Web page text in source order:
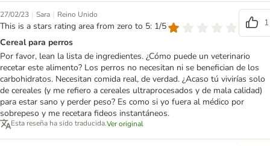
27/02/23 | Sara | Reino Unido
This is a stars rating area from zero to 5: 1/5
1
Cereal para perros
Por favor, lean la lista de ingredientes. ¿Cómo puede un veterinario
recetar este alimento? Los perros no necesitan ni se benefician de los
carbohidratos. Necesitan comida real, de verdad. ¿Acaso tú vivirías solo
de cereales (y me refiero a cereales ultraprocesados y de mala calidad)
para estar sano y perder peso? Es como si yo fuera al médico por
sobrepeso y me recetara fideos instantáneos.
Esta reseña ha sido traducida.Ver original